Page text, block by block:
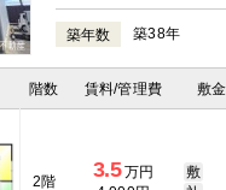
築年数 築38年
階数 賃料/管理費 敷
2階 3.5万円
敷